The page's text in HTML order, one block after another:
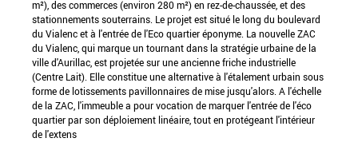
m²), des commerces (environ 280 m²) en rez-de-chaussée, et des
stationnements souterrains. Le projet est situé le long du boulevard
du Vialenc et à l'entrée de l'Eco quartier éponyme. La nouvelle ZAC
du Vialenc, qui marque un tournant dans la stratégie urbaine de la
ville d'Aurillac, est projetée sur une ancienne friche industrielle
(Centre Lait). Elle constitue une alternative à l'étalement urbain sous
forme de lotissements pavillonnaires de mise jusqu'alors. A l'échelle
de la ZAC, l'immeuble a pour vocation de marquer l'entrée de l'éco
quartier par son déploiement linéaire, tout en protégeant l'intérieur
de l'extens